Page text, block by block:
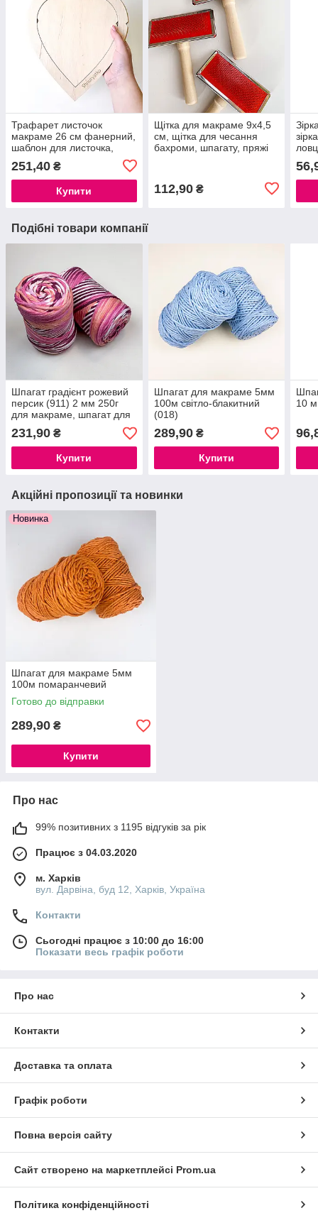
Трафарет листочок
макраме 26 см фанерний,
шаблон для листочка,
макраме
251,40 ₴
Купити
Щітка для макраме 9х4,5
см, щітка для чесання
бахроми, шпагату, пряжі
112,90₴
Подібні товари компанії
Шпагат градієнт рожевий
персик (911) 2 мм 250г
для макраме, шпагат для
плетіння макраме
231,90 ₴
Купити
Шпагат для макраме 5мм
100м світло-блакитний
(018)
289,90₴
Купити
10
Акційні пропозиції та новинки
Новинка
Шпагат для макраме 5мм
100м помаранчевий
Готово до відправки
289,90 ₴
Купити
Про нас
99% позитивних з 1195 відгуків за рік
Працює з 04.03.2020
м. Харків
вул. Дарвіна, буд 12, Харків, Україна
Контакти
Сьогодні працює з 10:00 до 16:00
Показати весь графік роботи
Про нас
Контакти
Доставка та оплата
Графік роботи
Повна версія сайту
Сайт створено на маркетплейсі Prom.ua
Політика конфіденційності